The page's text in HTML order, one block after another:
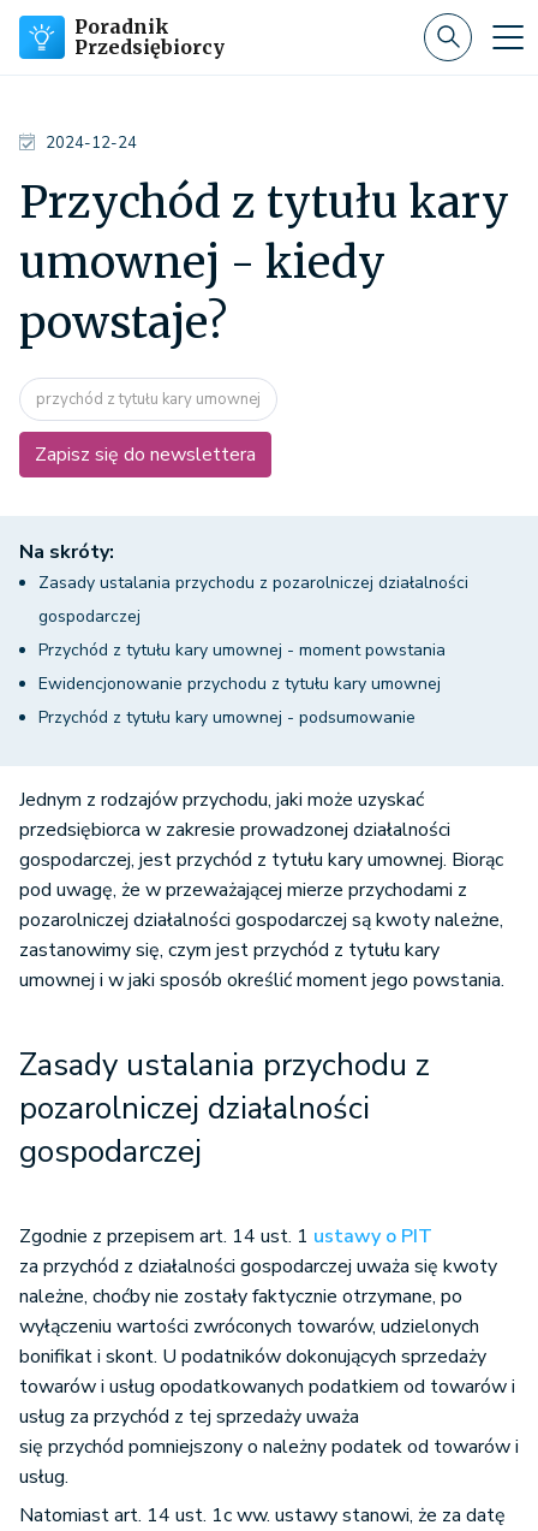
Poradnik
Przedsiębiorcy
2024-12-24
Przychód z tytułu kary
umownej - kiedy
powstaje?
przychód z tytułu kary umownej
Zapisz się do newslettera
Na skróty:
Zasady ustalania przychodu z pozarolniczej działalności
gospodarczej
Przychód z tytułu kary umownej - moment powstania
Ewidencjonowanie przychodu z tytułu kary umownej
Przychód z tytułu kary umownej - podsumowanie
Jednym z rodzajów przychodu, jaki może uzyskać
przedsiębiorca w zakresie prowadzonej działalności
gospodarczej, jest przychód z tytułu kary umownej. Biorąc
pod uwagę, że w przeważającej mierze przychodami z
pozarolniczej działalności gospodarczej są kwoty należne,
zastanowimy się, czym jest przychód z tytułu kary
umownej i w jaki sposób określić moment jego powstania.
Zasady ustalania przychodu z
pozarolniczej działalności
gospodarczej
Zgodnie z przepisem art. 14 ust. 1 ustawy o PIT
za przychód z działalności gospodarczej uważa się kwoty
należne, choćby nie zostały faktycznie otrzymane, po
wyłączeniu wartości zwróconych towarów, udzielonych
bonifikat i skont. U podatników dokonujących sprzedaży
towarów i usług opodatkowanych podatkiem od towarów i
usług za przychód z tej sprzedaży uważa
się przychód pomniejszony o należny podatek od towarów i
usług.
Natomiast art. 14 ust. 1c ww. ustawy stanowi, że za datę